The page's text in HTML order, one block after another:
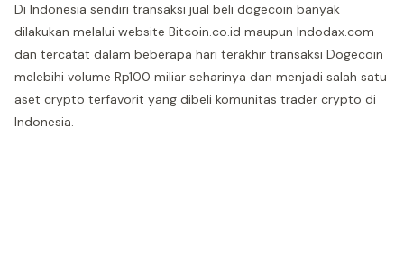
Di Indonesia sendiri transaksi jual beli dogecoin banyak
dilakukan melalui website Bitcoin.co.id maupun Indodax.com
dan tercatat dalam beberapa hari terakhir transaksi Dogecoin
melebihi volume Rp100 miliar seharinya dan menjadi salah satu
aset crypto terfavorit yang dibeli komunitas trader crypto di
Indonesia.